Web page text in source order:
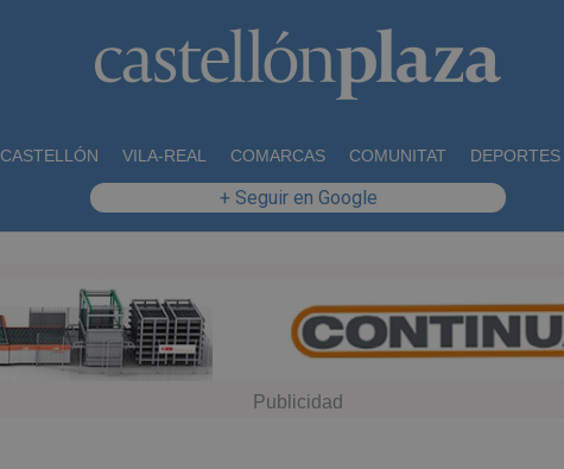
CASTELLÓN VILA-REAL COMARCAS COMUNITAT DEPORTES
+ Seguir en Google